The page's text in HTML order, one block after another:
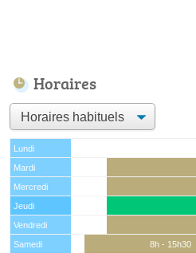
Horaires
Lundi
Mardi
Mercredi
Jeudi
Vendredi
Samedi
8h - 15h30